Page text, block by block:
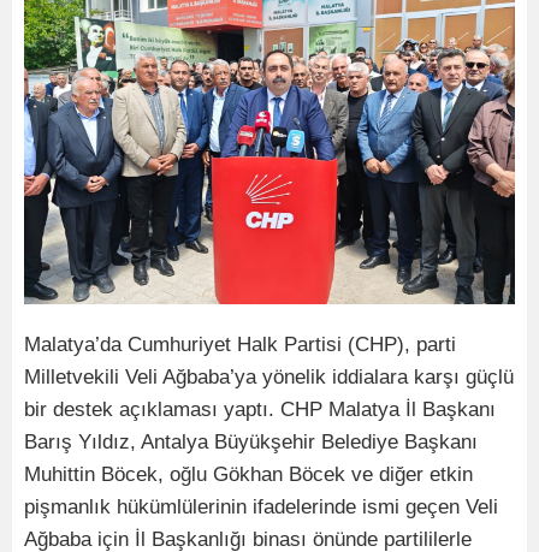
Malatya’da Cumhuriyet Halk Partisi (CHP), parti
Milletvekili Veli Ağbaba’ya yönelik iddialara karşı güçlü
bir destek açıklaması yaptı. CHP Malatya İl Başkanı
Barış Yıldız, Antalya Büyükşehir Belediye Başkanı
Muhittin Böcek, oğlu Gökhan Böcek ve diğer etkin
pişmanlık hükümlülerinin ifadelerinde ismi geçen Veli
Ağbaba için İl Başkanlığı binası önünde partililerle